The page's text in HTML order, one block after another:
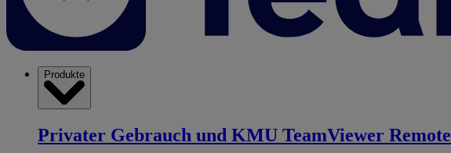
Produkte
Privater Gebrauch und KMU TeamViewer Remote